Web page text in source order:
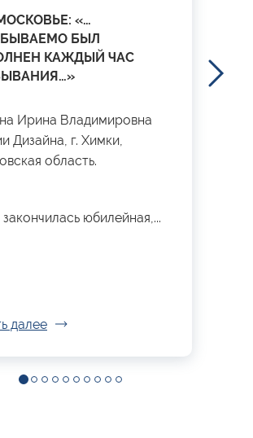
«…
БЫЛ
КАЖДЫЙ ЧАС
Ирина Владимировна
Дизайна, г. Химки,
область.
юбилейная,...
далее